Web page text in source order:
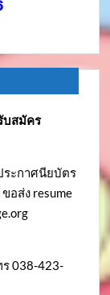
บสมัคร
ระกาศนียบัตร
อส่ง resume
038-423-